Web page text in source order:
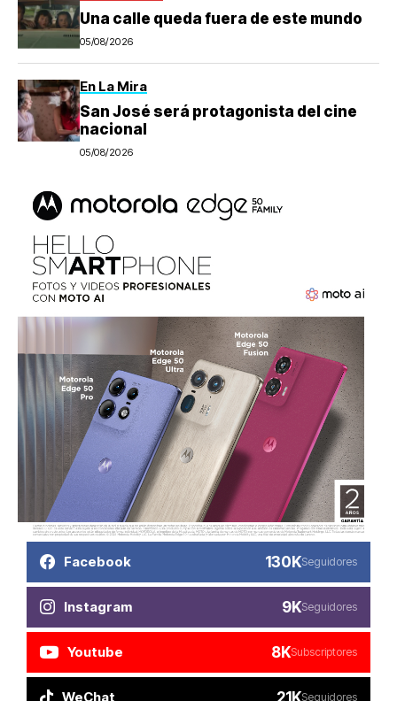
Una calle queda fuera de este mundo
05/08/2026
En La Mira
San José será protagonista del cine
nacional
05/08/2026
Facebook 130KSeguidores
Instagram 9KSeguidores
Youtube 8KSubscriptores
WeChat 21KSeguidores